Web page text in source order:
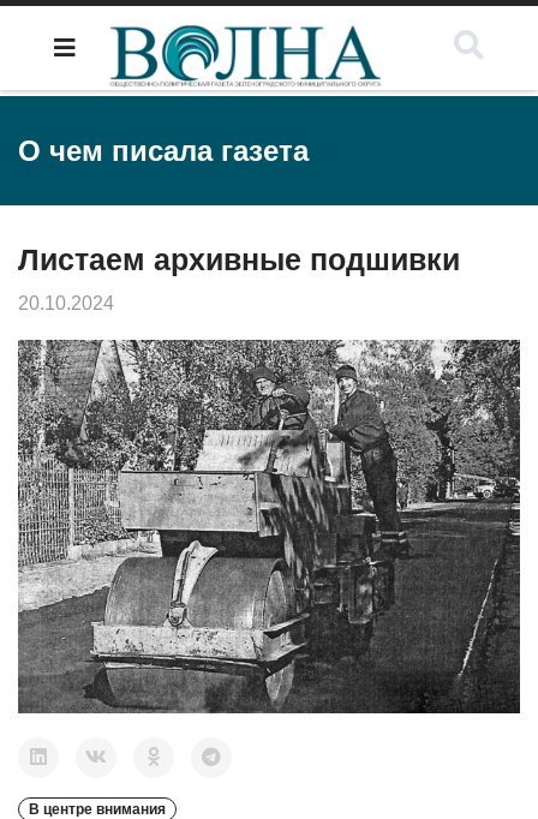
О чем писала газета
Листаем архивные подшивки
20.10.2024
В центре внимания